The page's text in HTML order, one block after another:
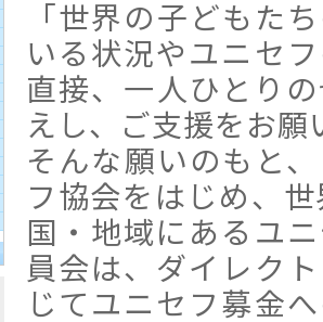
「世界の子どもた
いる状況やユニセ
直接、一人ひとり
えし、ご支援をお願
そんな願いのもと
フ協会をはじめ、
国・地域にあるユ
員会は、ダイレク
じてユニセフ募金